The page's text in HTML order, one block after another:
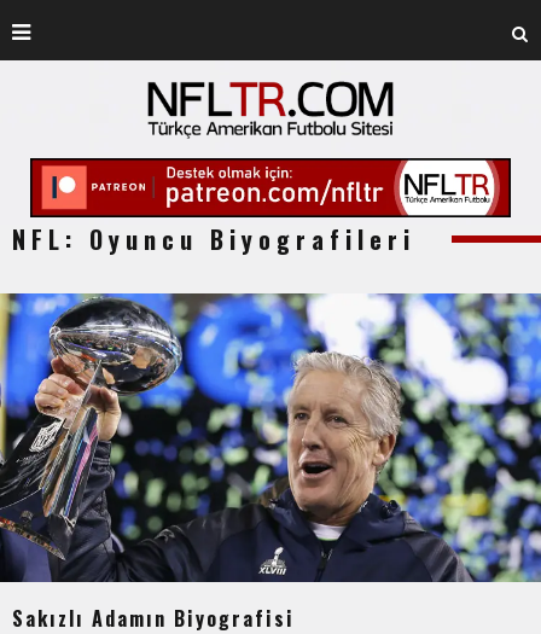
NFL: Oyuncu Biyografileri
Sakızlı Adamın Biyografisi